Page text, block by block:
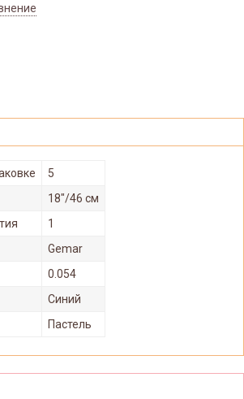
5
18"/46 см
1
Gemar
0.054
Синий
Пастель